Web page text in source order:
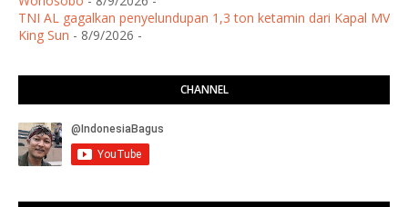
TNI AL gagalkan penyelundupan 1,3 ton ketamin dari Kapal MV
King Sun - 8/9/2026 -
CHANNEL